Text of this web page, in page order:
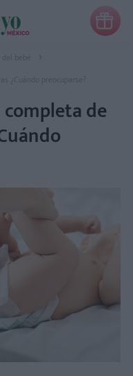

bebé
¿Cuándo preocuparse?
de